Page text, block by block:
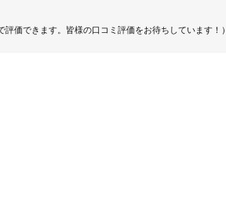
評価できます。皆様の口コミ評価をお待ちしています！）